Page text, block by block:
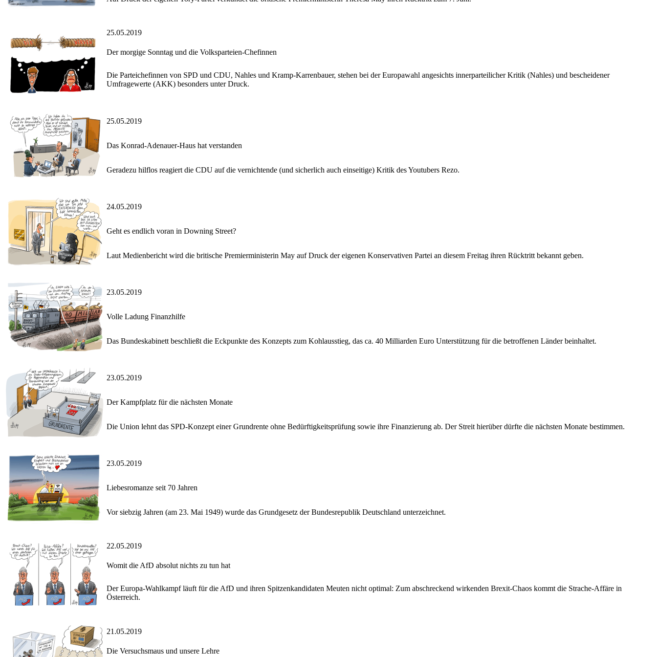
25.05.2019
Der morgige Sonntag und die Volksparteien-Chefinnen
Die Parteichefinnen von SPD und CDU, Nahles und Kramp-Karrenbauer, stehen bei der Europawahl angesichts innerparteilicher Kritik (Nahles) und bescheidener
Umfragewerte (AKK) besonders unter Druck.
25.05.2019
Das Konrad-Adenauer-Haus hat verstanden
Geradezu hilflos reagiert die CDU auf die vernichtende (und sicherlich auch einseitige) Kritik des Youtubers Rezo.
24.05.2019
Geht es endlich voran in Downing Street?
Laut Medienbericht wird die britische Premierministerin May auf Druck der eigenen Konservativen Partei an diesem Freitag ihren Rücktritt bekannt geben.
23.05.2019
Volle Ladung Finanzhilfe
Das Bundeskabinett beschließt die Eckpunkte des Konzepts zum Kohlausstieg, das ca. 40 Milliarden Euro Unterstützung für die betroffenen Länder beinhaltet.
23.05.2019
Der Kampfplatz für die nächsten Monate
Die Union lehnt das SPD-Konzept einer Grundrente ohne Bedürftigkeitsprüfung sowie ihre Finanzierung ab. Der Streit hierüber dürfte die nächsten Monate bestimmen.
23.05.2019
Liebesromanze seit 70 Jahren
Vor siebzig Jahren (am 23. Mai 1949) wurde das Grundgesetz der Bundesrepublik Deutschland unterzeichnet.
22.05.2019
Womit die AfD absolut nichts zu tun hat
Der Europa-Wahlkampf läuft für die AfD und ihren Spitzenkandidaten Meuten nicht optimal: Zum abschreckend wirkenden Brexit-Chaos kommt die Strache-Affäre in
Österreich.
21.05.2019
Die Versuchsmaus und unsere Lehre